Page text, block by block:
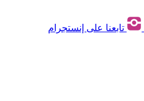
تابعنا على إنستجرام